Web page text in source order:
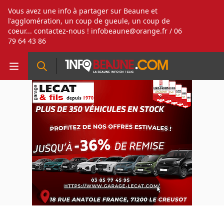
Vous avez une info à partager sur Beaune et
l'agglomération, un coup de gueule, un coup de
coeur... contactez-nous ! infobeaune@orange.fr / 06
79 64 43 86